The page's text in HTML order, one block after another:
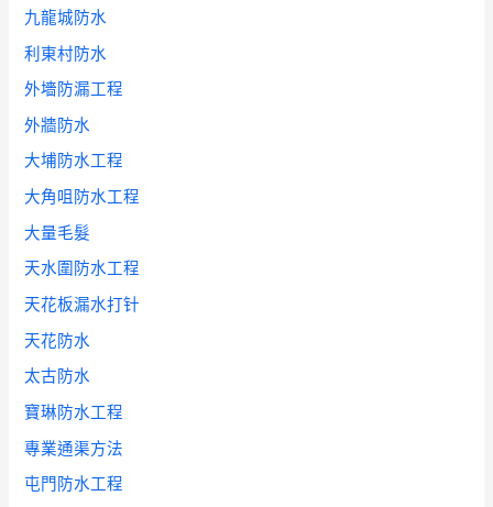
九龍城防水
利東村防水
外墻防漏工程
外牆防水
大埔防水工程
大角咀防水工程
大量毛髮
天水圍防水工程
天花板漏水打针
天花防水
太古防水
寶琳防水工程
專業通渠方法
屯門防水工程